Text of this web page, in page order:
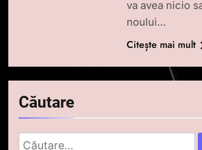
va avea nicio
noului…
Citește mai mult
Căutare
Caută